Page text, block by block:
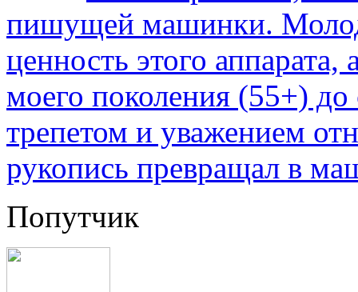
пишущей машинки.
ценность этого
моего поколения (55+) до
трепетом и уважением
рукопись превращал в
Попутчик